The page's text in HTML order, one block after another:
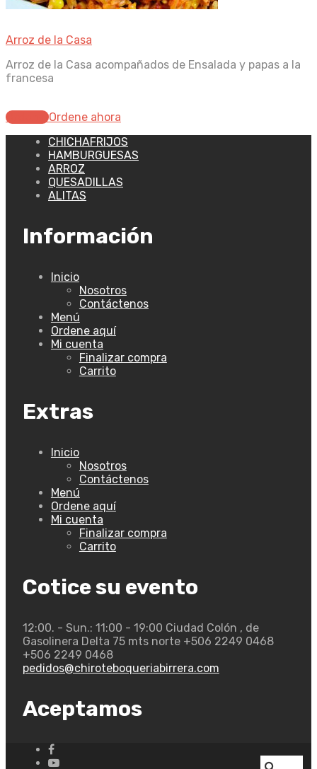
Arroz de la Casa
Arroz de la Casa acompañados de Ensalada y papas a la
francesa
OrdenarOrdene ahora
CHICHAFRIJOS
HAMBURGUESAS
ARROZ
QUESADILLAS
ALITAS
Información
Inicio
Nosotros
Contáctenos
Menú
Ordene aquí
Mi cuenta
Finalizar compra
Carrito
Extras
Inicio
Nosotros
Contáctenos
Menú
Ordene aquí
Mi cuenta
Finalizar compra
Carrito
Cotice su evento
12:00. - Sun.: 11:00 - 19:00 Ciudad Colón , de
Gasolinera Delta 75 mts norte +506 2249 0468
+506 2249 0468
pedidos@chiroteboqueriabirrera.com
Aceptamos